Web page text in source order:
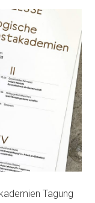
Tagung